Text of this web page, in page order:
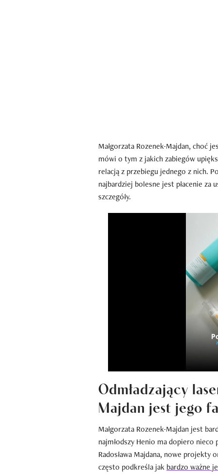
Małgorzata Rozenek-Majdan, choć
mówi o tym z jakich zabiegów
relacją z przebiegu jednego z nich.
najbardziej bolesne jest płacenie za
szczegóły.
Odmładzający
Majdan jest jego
Małgorzata Rozenek-Majdan jest
najmłodszy Henio ma dopiero
Radosława Majdana, nowe projekty
często podkreśla jak bardzo ważne